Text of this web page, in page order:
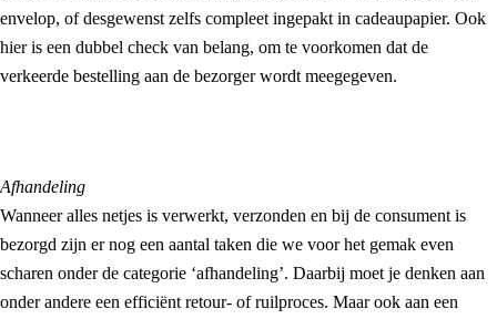
envelop, of desgewenst zelfs compleet ingepakt in cadeaupapier. Ook
hier is een dubbel check van belang, om te voorkomen dat de
verkeerde bestelling aan de bezorger wordt meegegeven.
Afhandeling
Wanneer alles netjes is verwerkt, verzonden en bij de consument is
bezorgd zijn er nog een aantal taken die we voor het gemak even
scharen onder de categorie ‘afhandeling’. Daarbij moet je denken aan
onder andere een efficiënt retour- of ruilproces. Maar ook aan een